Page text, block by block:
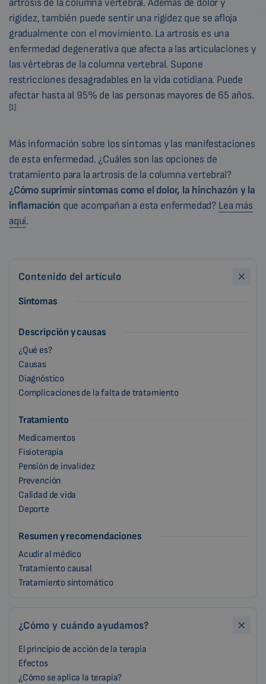
artrosis de la columna vertebral. Además de dolor y
rigidez, también puede sentir una rigidez que se afloja
gradualmente con el movimiento. La artrosis es una
enfermedad degenerativa que afecta a las articulaciones y
las vértebras de la columna vertebral. Supone
restricciones desagradables en la vida cotidiana. Puede
afectar hasta al 95% de las personas mayores de 65 años.
[1]
Más información sobre los síntomas y las manifestaciones
de esta enfermedad. ¿Cuáles son las opciones de
tratamiento para la artrosis de la columna vertebral?
¿Cómo suprimir síntomas como el dolor, la hinchazón y la
inflamación que acompañan a esta enfermedad? Lea más
aquí.
Contenido del artículo
Síntomas
Descripción y causas
¿Qué es?
Causas
Diagnóstico
Complicaciones de la falta de tratamiento
Tratamiento
Medicamentos
Fisioterapia
Pensión de invalidez
Prevención
Calidad de vida
Deporte
Resumen y recomendaciones
Acudir al médico
Tratamiento causal
Tratamiento sintomático
¿Cómo y cuándo ayudamos?
El principio de acción de la terapia
Efectos
¿Cómo se aplica la terapia?